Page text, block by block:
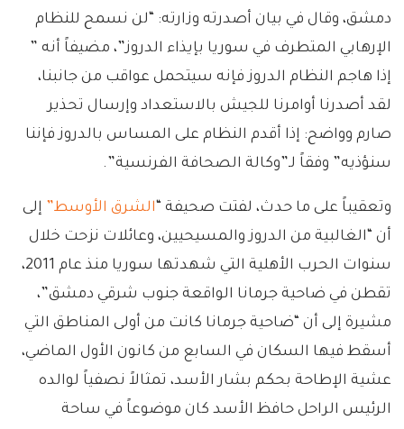
دمشق، وقال في بيان أصدرته وزارته: “لن نسمح للنظام
الإرهابي المتطرف في سوريا بإيذاء الدروز”، مضيفاً أنه ”
إذا هاجم النظام الدروز فإنه سيتحمل عواقب من جانبنا،
لقد أصدرنا أوامرنا للجيش بالاستعداد وإرسال تحذير
صارم وواضح: إذا أقدم النظام على المساس بالدروز فإننا
سنؤذيه” وفقاً لـ”وكالة الصحافة الفرنسية”.
وتعقيباً على ما حدث، لفتت صحيفة “الشرق الأوسط” إلى
أن “الغالبية من الدروز والمسيحيين، وعائلات نزحت خلال
سنوات الحرب الأهلية التي شهدتها سوريا منذ عام 2011،
تقطن في ضاحية جرمانا الواقعة جنوب شرقي دمشق”،
مشيرة إلى أن “ضاحية جرمانا كانت من أولى المناطق التي
أسقط فيها السكان في السابع من كانون الأول الماضي،
عشية الإطاحة بحكم بشار الأسد، تمثالاً نصفياً لوالده
الرئيس الراحل حافظ الأسد كان موضوعاً في ساحة